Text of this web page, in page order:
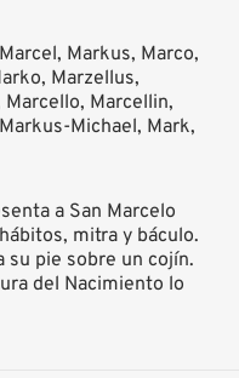
Markus, Marco,
Marzellus,
Marcellin,
Michael, Mark,
a San Marcelo
mitra y báculo.
su pie sobre un cojín.
del Nacimiento lo